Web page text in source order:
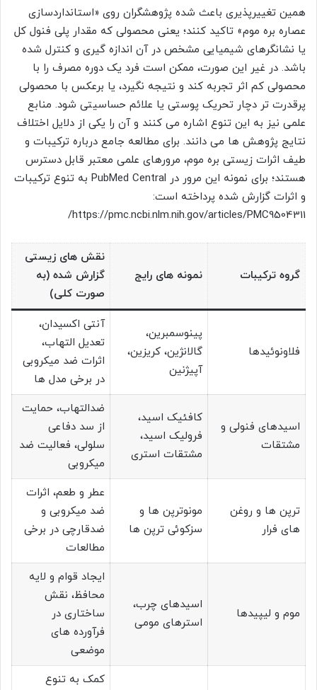
همین تغییرپذیری باعث شده پژوهشگران روی «استانداردسازی
عصاره بره موم» تاکید کنند؛ یعنی محصولی که مقدار پلی فنول کل
یا نشانگرهای شیمیایی مشخص در آن اندازه گیری و کنترل شده
باشد. در غیر این صورت، ممکن است فرد یک دوره مصرف را با
محصولی کم اثر تجربه کند و نتیجه نگیرد، یا برعکس با محصولی
پرقدرت تر دچار تحریک پوستی یا علائم حساسیتی شود. منابع
علمی نیز به این تنوع اشاره می کنند و آن را یکی از دلایل اختلاف
نتایج پژوهش ها می دانند. برای مطالعه جامع درباره ترکیبات و
طیف اثرات زیستی بره موم، مرورهای علمی معتبر قابل دسترس
هستند؛ برای نمونه این مرور در PubMed Central به تنوع ترکیبات
و اثرات گزارش شده پرداخته است:
https://pmc.ncbi.nlm.nih.gov/articles/PMC9504311/
گروه ترکیبات نمونه های رایج
نقش های زیستی
گزارش شده (به
صورت کلی)
فلاونوئیدها
پینوسمبرین،
گالانژین، کریزین،
آپیژنین
آنتی اکسیدان،
تعدیل التهاب،
اثرات ضد میکروبی
در برخی مدل ها
اسیدهای فنولی و
مشتقات
کافئیک اسید،
فرولیک اسید،
مشتقات استری
ضدالتهاب، حمایت
از سد دفاعی
سلولی، فعالیت ضد
میکروبی
ترپن ها و روغن
های فرار
مونوترپن ها و
سزکوئی ترپن ها
عطر و طعم، اثرات
ضد میکروبی و
ضدقارچی در برخی
مطالعات
موم و لیپیدها
اسیدهای چرب،
استرهای مومی
ایجاد قوام و لایه
محافظ، نقش
ساختاری در
فرآورده های
موضعی
کمک به تنوع